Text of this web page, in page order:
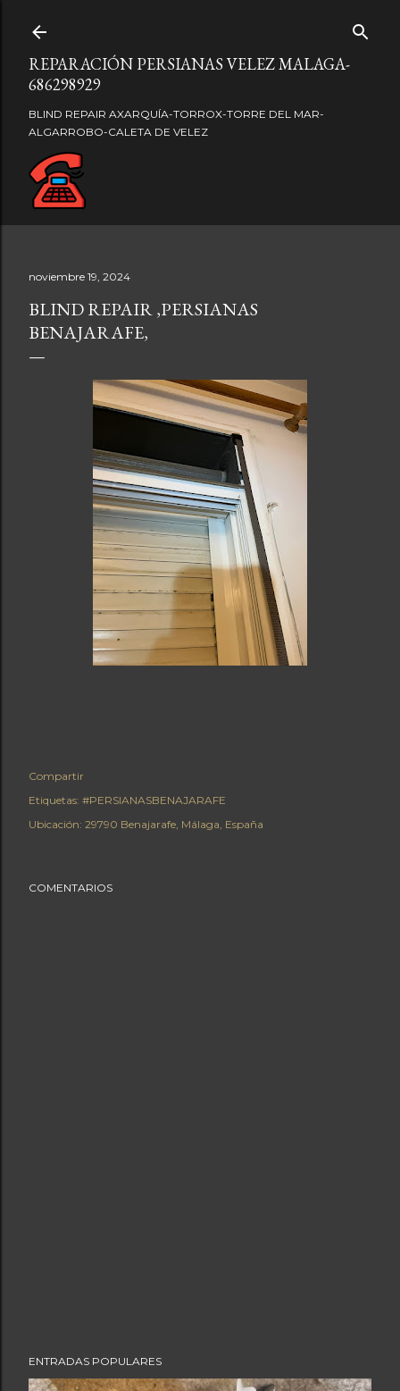
REPARACIÓN PERSIANAS VELEZ MALAGA-
686298929
BLIND REPAIR AXARQUÍA-TORROX-TORRE DEL MAR-
ALGARROBO-CALETA DE VELEZ
noviembre 19, 2024
BLIND REPAIR ,PERSIANAS
BENAJARAFE,
Compartir
Etiquetas: #PERSIANASBENAJARAFE
Ubicación: 29790 Benajarafe, Málaga, España
COMENTARIOS
ENTRADAS POPULARES